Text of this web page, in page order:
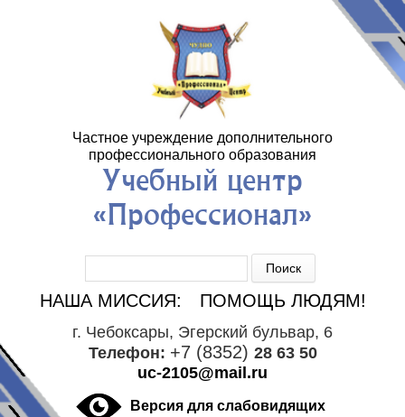
Частное учреждение дополнительного
профессионального образования
Учебный центр
«Профессионал»
НАША МИССИЯ: ПОМОЩЬ ЛЮДЯМ!
г. Чебоксары, Эгерский бульвар, 6
Телефон: +7 (8352) 28 63 50
uc-2105@mail.ru
Версия для слабовидящих